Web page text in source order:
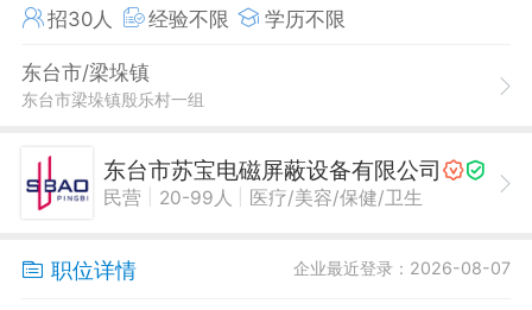
招30人 经验不限 学历不限
东台市/梁垛镇
东台市梁垛镇殷乐村一组
东台市苏宝电磁屏蔽设备有限公司
民营 20-99人 医疗/美容/保健/卫生
职位详情 企业最近登录：2026-08-07